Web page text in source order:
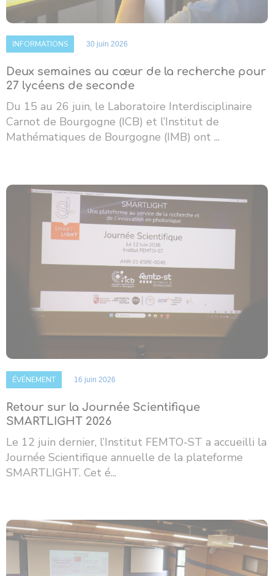
INFORMATIONS 30 juin 2026
Deux semaines au cœur de la recherche pour
27 lycéens de seconde
Du 15 au 26 juin, le Laboratoire Interdisciplinaire
Carnot de Bourgogne (ICB) et l’Institut de
Mathématiques de Bourgogne (IMB) ont ...
ÉVÉNEMENT 16 juin 2026
Retour sur la Journée Scientifique
SMARTLIGHT 2026
Le 12 juin dernier, l’Institut FEMTO-ST a accueilli la
Journée Scientifique annuelle de la plateforme
SMARTLIGHT. Cet é...